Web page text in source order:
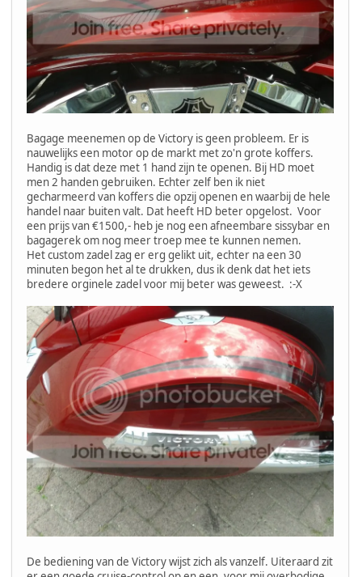
Bagage meenemen op de Victory is geen probleem. Er is
nauwelijks een motor op de markt met zo'n grote koffers.
Handig is dat deze met 1 hand zijn te openen. Bij HD moet
men 2 handen gebruiken. Echter zelf ben ik niet
gecharmeerd van koffers die opzij openen en waarbij de hele
handel naar buiten valt. Dat heeft HD beter opgelost. Voor
een prijs van €1500,- heb je nog een afneembare sissybar en
bagagerek om nog meer troep mee te kunnen nemen.
Het custom zadel zag er erg gelikt uit, echter na een 30
minuten begon het al te drukken, dus ik denk dat het iets
bredere orginele zadel voor mij beter was geweest. :-X
De bediening van de Victory wijst zich als vanzelf. Uiteraard zit